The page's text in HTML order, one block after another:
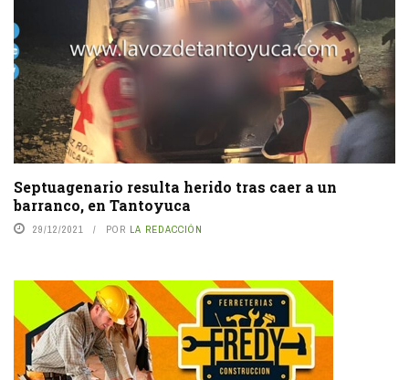
Septuagenario resulta herido tras caer a un
barranco, en Tantoyuca
29/12/2021 POR LA REDACCIÓN